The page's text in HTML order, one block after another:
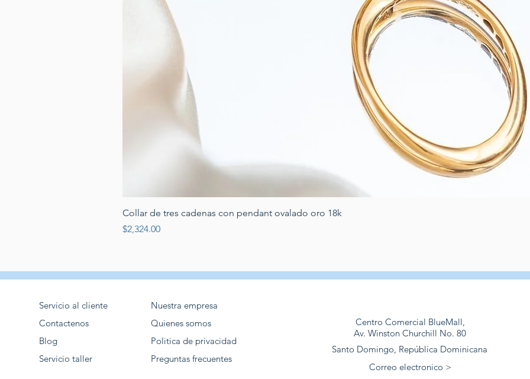
Collar de tres cadenas con pendant ovalado oro 18k
Price
$2,324.00
Servicio al cliente
Contactenos
Blog
Servicio taller
Nuestra empresa
Quienes somos
Politica de privacidad
Preguntas frecuentes
Centro Comercial BlueMall,
Av. Winston Churchill No. 80
Santo Domingo, República Dominicana
Correo electronico >